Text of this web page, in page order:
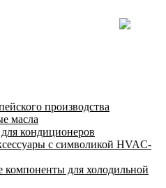
производства
масла
кондиционеров
с символикой HVAC-
компоненты для холодильной